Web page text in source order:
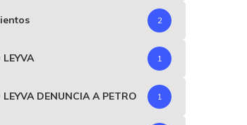
2
1
LEYVA DENUNCIA A PETRO 1